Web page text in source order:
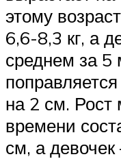
этому
6,6-8,3 кг, а
среднем за 5
на 2 см. Рост
времени
см, а